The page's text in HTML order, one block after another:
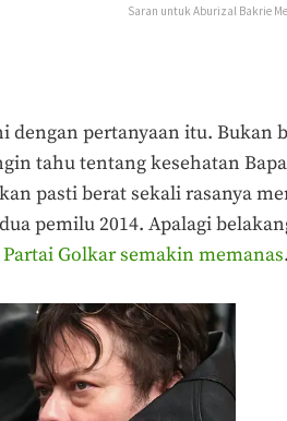
Saran untuk Aburizal Bakrie
dengan pertanyaan itu. Bukan
tahu tentang kesehatan
pasti berat sekali rasanya
pemilu 2014. Apalagi
Golkar semakin memanas.